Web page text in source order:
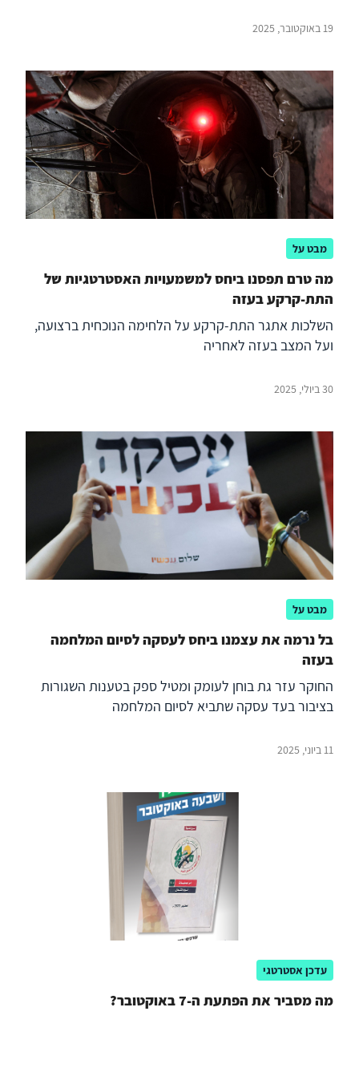
19 באוקטובר, 2025
מבט על
מה טרם תפסנו ביחס למשמעויות האסטרטגיות של
התת-קרקע בעזה
השלכות אתגר התת-קרקע על הלחימה הנוכחית ברצועה,
ועל המצב בעזה לאחריה
30 ביולי, 2025
מבט על
בל נרמה את עצמנו ביחס לעסקה לסיום המלחמה
בעזה
החוקר עזר גת בוחן לעומק ומטיל ספק בטענות השגורות
בציבור בעד עסקה שתביא לסיום המלחמה
11 ביוני, 2025
עדכן אסטרטגי
מה מסביר את הפתעת ה-7 באוקטובר?